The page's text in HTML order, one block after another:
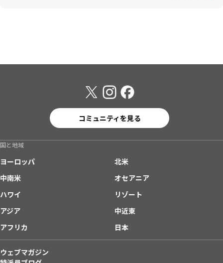
コミュニティを見る
国と地域
ヨーロッパ
北米
中南米
オセアニア
ハワイ
リゾート
アジア
中近東
アフリカ
日本
ウェブマガジン